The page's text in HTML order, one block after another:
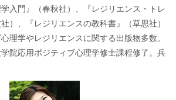
入門』（春秋社）、『レジリエンス・トレ
）、『レジリエンスの教科書』（草思社）
理学やレジリエンスに関する出版物多数。
院応用ポジティブ心理学修士課程修了。兵